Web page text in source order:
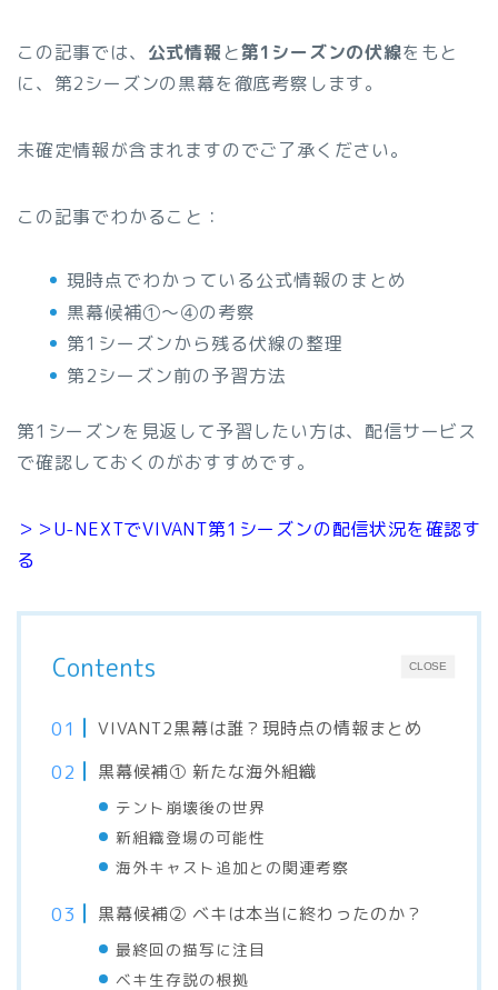
この記事では、 公式情報 と第1シーズンの伏線をもと
に、第2シーズンの黒幕を徹底考察します。
未確定情報が含まれますのでご了承ください。
この記事でわかること：
現時点でわかっている公式情報のまとめ
黒幕候補①〜④の考察
第1シーズンから残る伏線の整理
第2シーズン前の予習方法
第1シーズンを見返して予習したい方は、配信サービス
で確認しておくのがおすすめです。
＞＞U-NEXTでVIVANT第1シーズンの配信状況を確認す
る
CLOSE
Contents
VIVANT2黒幕は誰？現時点の情報まとめ
黒幕候補① 新たな海外組織
テント崩壊後の世界
新組織登場の可能性
海外キャスト追加との関連考察
黒幕候補② ベキは本当に終わったのか？
最終回の描写に注目
ベキ生存説の根拠